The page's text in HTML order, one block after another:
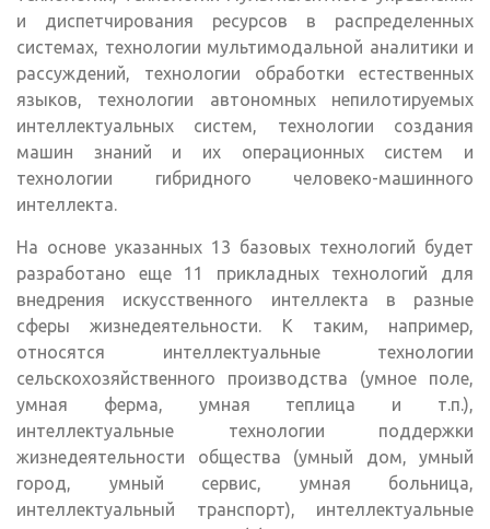
и диспетчирования ресурсов в распределенных
системах, технологии мультимодальной аналитики и
рассуждений, технологии обработки естественных
языков, технологии автономных непилотируемых
интеллектуальных систем, технологии создания
машин знаний и их операционных систем и
технологии гибридного человеко-машинного
интеллекта.
На основе указанных 13 базовых технологий будет
разработано еще 11 прикладных технологий для
внедрения искусственного интеллекта в разные
сферы жизнедеятельности. К таким, например,
относятся интеллектуальные технологии
сельскохозяйственного производства (умное поле,
умная ферма, умная теплица и т.п.),
интеллектуальные технологии поддержки
жизнедеятельности общества (умный дом, умный
город, умный сервис, умная больница,
интеллектуальный транспорт), интеллектуальные